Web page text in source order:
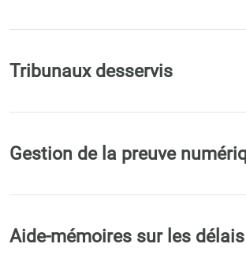
Tribunaux desservis
Gestion de la preuve
Aide-mémoires sur les délais